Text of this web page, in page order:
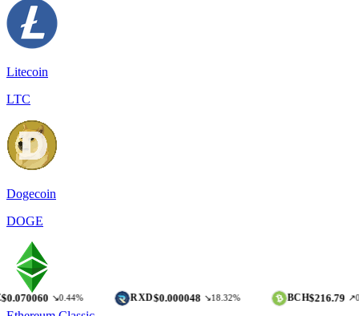
Litecoin
LTC
Dogecoin
DOGE
↘0.44% $0.000048 ↘18.32% $216.79 ↗0.07%